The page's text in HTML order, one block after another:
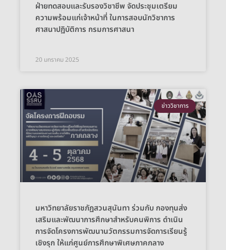
ฝ่ายทดสอบและรับรองวิชาชีพ จัดประชุมเตรียม
ความพร้อมแก่เจ้าหน้าที่ ในการสอบนักวิชาการ
ศาสนาปฏิบัติการ กรมการศาสนา
20 มกราคม 2025
ข่าววิชาการ
มหาวิทยาลัยราชภัฏสวนสุนันทา ร่วมกับ กองทุนส่ง
เสริมและพัฒนาการศึกษาสำหรับคนพิการ ดำเนิน
การจัดโครงการพัฒนานวัตกรรมการจัดการเรียนรู้
เชิงรุก ให้แก่ศูนย์การศึกษาพิเศษภาคกลาง